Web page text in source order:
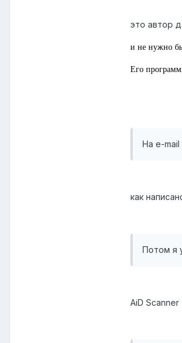
это автор
и не нужно
Его
На e-
как
Потом я
AiD Scanner